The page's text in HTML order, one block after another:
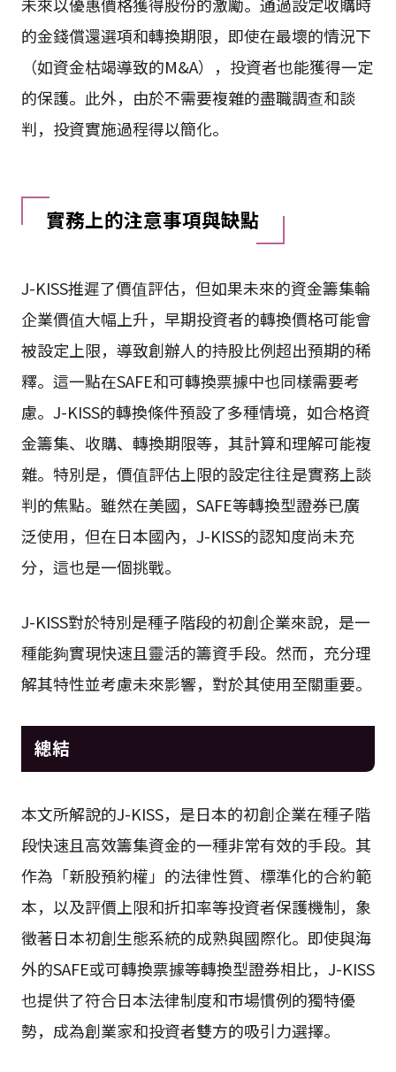
的金錢償還選項和轉換期限，即使在最壞的情況下
（如資金枯竭導致的M&A），投資者也能獲得一定
的保護。此外，由於不需要複雜的盡職調查和談
判，投資實施過程得以簡化。
實務上的注意事項與缺點
J-KISS推遲了價值評估，但如果未來的資金籌集輪
企業價值大幅上升，早期投資者的轉換價格可能會
被設定上限，導致創辦人的持股比例超出預期的稀
釋。這一點在SAFE和可轉換票據中也同樣需要考
慮。J-KISS的轉換條件預設了多種情境，如合格資
金籌集、收購、轉換期限等，其計算和理解可能複
雜。特別是，價值評估上限的設定往往是實務上談
判的焦點。雖然在美國，SAFE等轉換型證券已廣
泛使用，但在日本國內，J-KISS的認知度尚未充
分，這也是一個挑戰。
J-KISS對於特別是種子階段的初創企業來說，是一
種能夠實現快速且靈活的籌資手段。然而，充分理
解其特性並考慮未來影響，對於其使用至關重要。
總結
本文所解說的J-KISS，是日本的初創企業在種子階
段快速且高效籌集資金的一種非常有效的手段。其
作為「新股預約權」的法律性質、標準化的合約範
本，以及評價上限和折扣率等投資者保護機制，象
徵著日本初創生態系統的成熟與國際化。即使與海
外的SAFE或可轉換票據等轉換型證券相比，J-KISS
也提供了符合日本法律制度和市場慣例的獨特優
勢，成為創業家和投資者雙方的吸引力選擇。